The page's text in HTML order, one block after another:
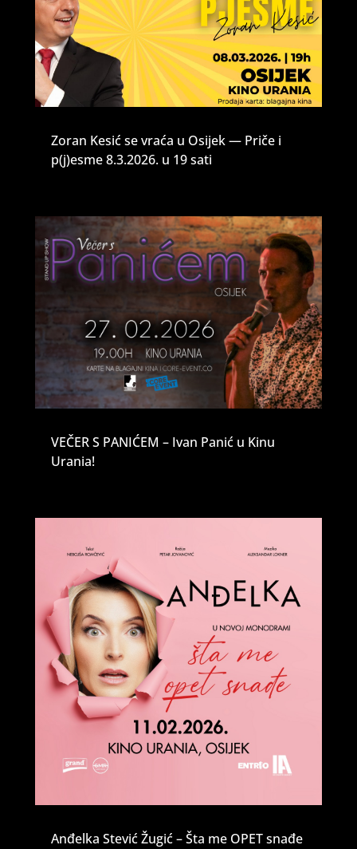
Zoran Kesić se vraća u Osijek — Priče i
p(j)esme 8.3.2026. u 19 sati
VEČER S PANIĆEM – Ivan Panić u Kinu
Urania!
Anđelka Stević Žugić – Šta me OPET snađe